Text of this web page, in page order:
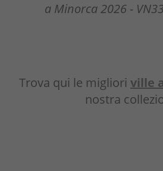
a Minorca 2026 -
Trova qui le migliori ville
nostra